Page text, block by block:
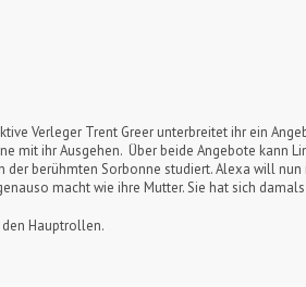
Verleger Trent Greer unterbreitet ihr ein
ihr Ausgehen. Über beide Angebote kann
berühmten Sorbonne studiert. Alexa will
macht wie ihre Mutter. Sie hat sich
den Hauptrollen.